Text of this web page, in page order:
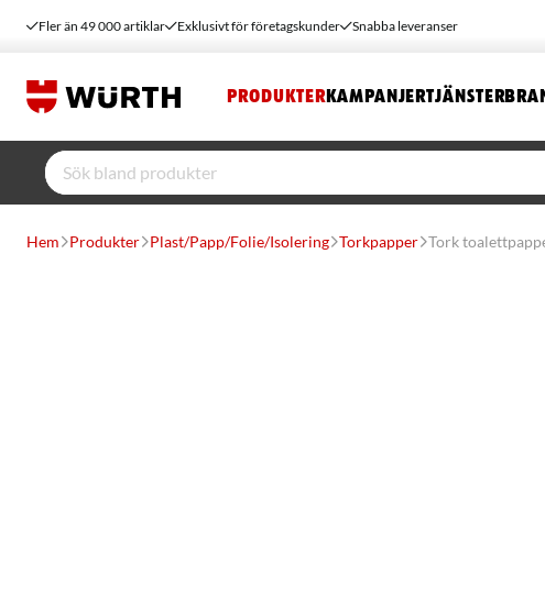
Fler än 49 000 artiklar Exklusivt för företagskunder Snabba leveranser
PRODUKTER KAMPANJERTJÄNSTER
Hem Produkter Plast/Papp/Folie/Isolering Torkpapper Tork